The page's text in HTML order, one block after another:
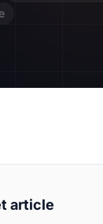
Devenir Affilié
article